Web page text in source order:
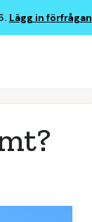
Lägg in förfrågan